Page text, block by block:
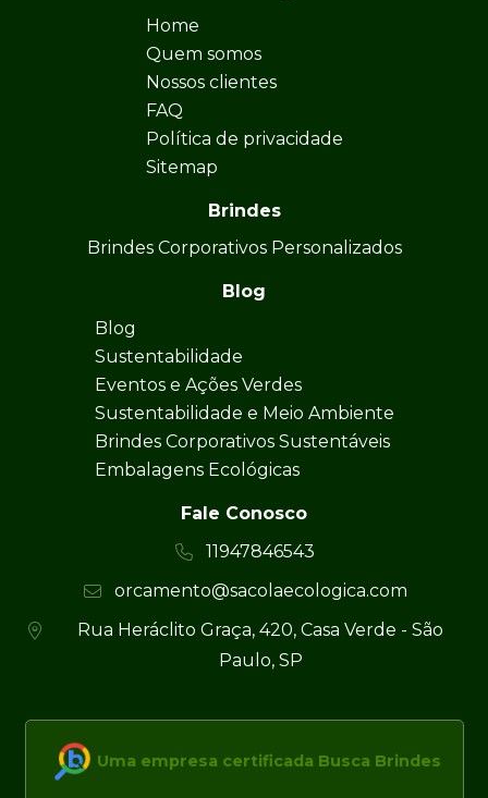
Home
Quem somos
Nossos clientes
FAQ
Política de privacidade
Sitemap
Brindes
Brindes Corporativos Personalizados
Blog
Blog
Sustentabilidade
Eventos e Ações Verdes
Sustentabilidade e Meio Ambiente
Brindes Corporativos Sustentáveis
Embalagens Ecológicas
Fale Conosco
11947846543
orcamento@sacolaecologica.com
Rua Heráclito Graça, 420, Casa Verde - São
Paulo, SP
Uma empresa certificada Busca Brindes